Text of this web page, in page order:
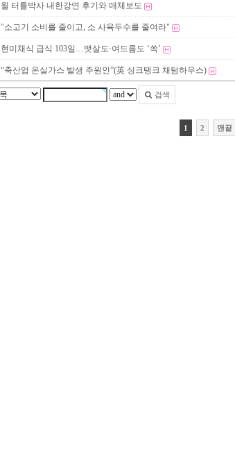
윌 터틀박사 내한강연 후기와 매체보도
"소고기 소비를 줄이고, 소 사육두수를 줄여라"
현미채식 급식 103일…뱃살도·여드름도 ‘쏙’
“축산업 온실가스 발생 주원인”(英 싱크탱크 채텀하우스)
검색
1 2 맨끝